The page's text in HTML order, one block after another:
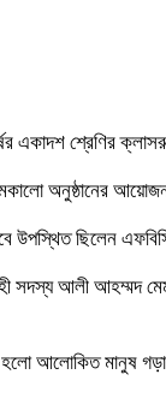
একাদশ শ্রেণির
অনুষ্ঠানের
উপস্থিত
সদস্য আলী আহম্মদ
হলো আলোকিত মানুষ